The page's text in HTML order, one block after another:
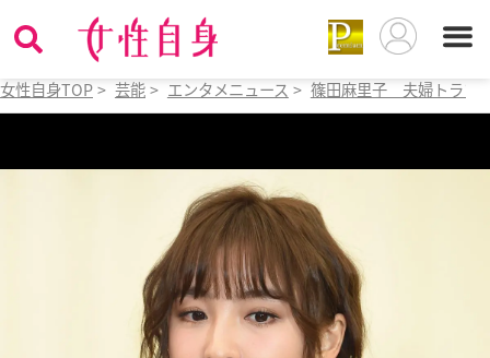
女性自身TOP > 芸能 > エンタメニュース > 篠田麻里子 夫婦トラブ